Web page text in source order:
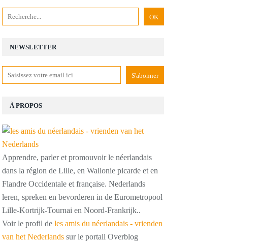
NEWSLETTER
À PROPOS
Apprendre, parler et promouvoir le néerlandais
dans la région de Lille, en Wallonie picarde et en
Flandre Occidentale et française. Nederlands
leren, spreken en bevorderen in de Eurometropool
Lille-Kortrijk-Tournai en Noord-Frankrijk..
Voir le profil de les amis du néerlandais - vrienden
van het Nederlands sur le portail Overblog